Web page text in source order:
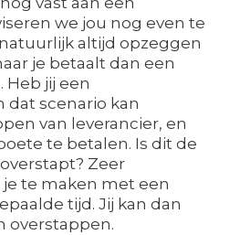
we jou nog even te
altijd opzeggen
je betaalt dan een
jij een
dat scenario kan
van leverancier, en
te betalen. Is dit de
Zeer
te maken met een
tijd. Jij kan dan
overstappen.